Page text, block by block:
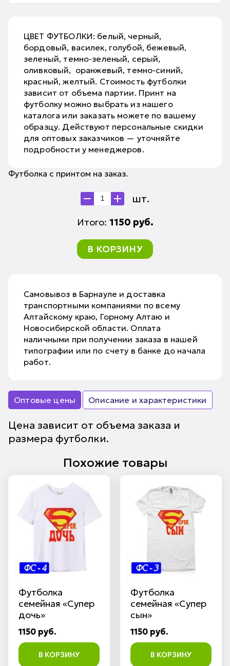
ЦВЕТ ФУТБОЛКИ: белый, черный,
бордовый, василек, голубой, бежевый,
зеленый, темно-зеленый, серый,
оливковый, оранжевый, темно-синий,
красный, желтый. Стоимость футболки
зависит от объема партии. Принт на
футболку можно выбрать из нашего
каталога или заказать можете по вашему
образцу. Действуют персональные скидки
для оптовых заказчиков — уточняйте
подробности у менеджеров.
Футболка с принтом на заказ.
шт.
Итого: 1150 руб.
В КОРЗИНУ
Самовывоз в Барнауле и доставка
транспортными компаниями по всему
Алтайскому краю, Горному Алтаю и
Новосибирской области. Оплата
наличными при получении заказа в нашей
типографии или по счету в банке до начала
работ.
Оптовые цены Описание и характеристики
Цена зависит от объема заказа и
размера футболки.
Похожие товары
Футболка
семейная «Супер
дочь»
1150 руб.
В КОРЗИНУ
Футболка
семейная «Супер
сын»
1150 руб.
В КОРЗИНУ